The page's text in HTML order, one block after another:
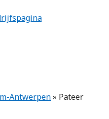
Antwerpen» Pateer